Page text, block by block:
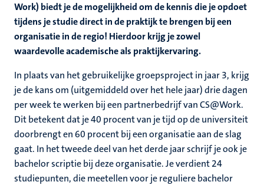
Work) biedt je de mogelijkheid om de kennis die je opdoet
tijdens je studie direct in de praktijk te brengen bij een
organisatie in de regio! Hierdoor krijg je zowel
waardevolle academische als praktijkervaring.
In plaats van het gebruikelijke groepsproject in jaar 3, krijg
je de kans om (uitgemiddeld over het hele jaar) drie dagen
per week te werken bij een partnerbedrijf van CS@Work.
Dit betekent dat je 40 procent van je tijd op de universiteit
doorbrengt en 60 procent bij een organisatie aan de slag
gaat. In het tweede deel van het derde jaar schrijf je ook je
bachelor scriptie bij deze organisatie. Je verdient 24
studiepunten, die meetellen voor je reguliere bachelor